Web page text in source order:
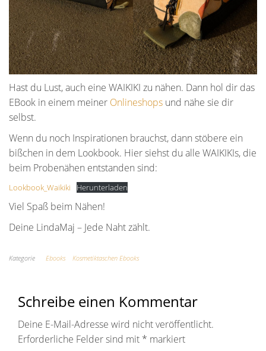
Hast du Lust, auch eine WAIKIKI zu nähen. Dann hol dir das
EBook in einem meiner Onlineshops und nähe sie dir
selbst.
Wenn du noch Inspirationen brauchst, dann stöbere ein
bißchen in dem Lookbook. Hier siehst du alle WAIKIKIs, die
beim Probenähen entstanden sind:
Lookbook_Waikiki Herunterladen
Viel Spaß beim Nähen!
Deine LindaMaj – Jede Naht zählt.
Kategorie Ebooks Kosmetiktaschen Ebooks
Schreibe einen Kommentar
Deine E-Mail-Adresse wird nicht veröffentlicht.
Erforderliche Felder sind mit * markiert